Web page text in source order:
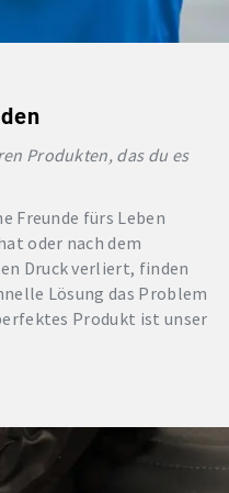
Produkten, das du es
Freunde fürs Leben
oder nach dem
Druck verliert, finden
Lösung das Problem
Produkt ist unser